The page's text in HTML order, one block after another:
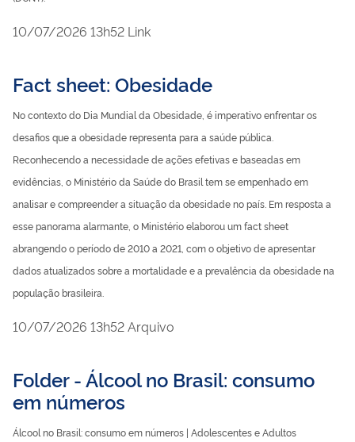
publicado
10/07/2026 13h52 Link
Fact sheet: Obesidade
No contexto do Dia Mundial da Obesidade, é imperativo enfrentar os
desafios que a obesidade representa para a saúde pública.
Reconhecendo a necessidade de ações efetivas e baseadas em
evidências, o Ministério da Saúde do Brasil tem se empenhado em
analisar e compreender a situação da obesidade no país. Em resposta a
esse panorama alarmante, o Ministério elaborou um fact sheet
abrangendo o período de 2010 a 2021, com o objetivo de apresentar
dados atualizados sobre a mortalidade e a prevalência da obesidade na
população brasileira.
publicado
10/07/2026 13h52Arquivo
Folder - Álcool no Brasil: consumo
em números
Álcool no Brasil: consumo em números | Adolescentes e Adultos